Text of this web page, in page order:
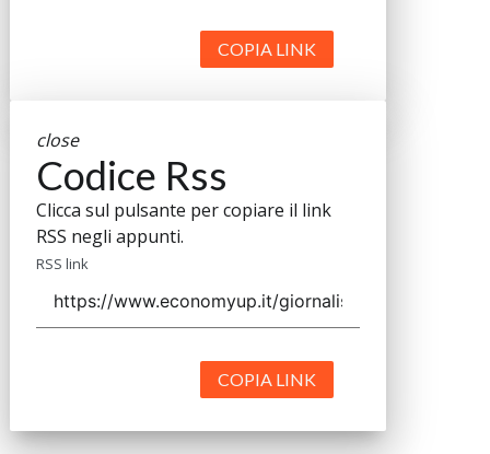
COPIA LINK
close
Codice Rss
Clicca sul pulsante per copiare il link
RSS negli appunti.
RSS link
COPIA LINK